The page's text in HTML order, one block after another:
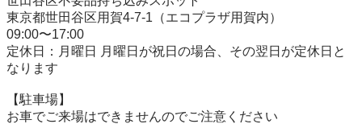
東京都世田谷区用賀4-7-1（エコプラザ用賀内）
09:00〜17:00
定休日：月曜日 月曜日が祝日の場合、その翌日が定休日と
なります
【駐⾞場】
お車でご来場はできませんのでご注意ください